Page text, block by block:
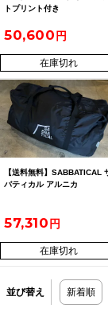
トプリント付き
50,600
在庫切れ
【送料無料】SABBATICAL
バティカル アルニカ
57,310
在庫切れ
並び替え 新着順